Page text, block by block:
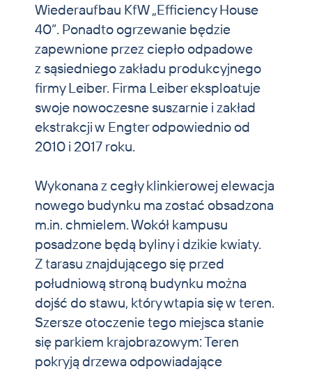
Wiederaufbau KfW „Efficiency House
40”. Ponadto ogrzewanie będzie
zapewnione przez ciepło odpadowe
z sąsiedniego zakładu produkcyjnego
firmy Leiber. Firma Leiber eksploatuje
swoje nowoczesne suszarnie i zakład
ekstrakcji w Engter odpowiednio od
2010 i 2017 roku.
Wykonana z cegły klinkierowej elewacja
nowego budynku ma zostać obsadzona
m.in. chmielem. Wokół kampusu
posadzone będą byliny i dzikie kwiaty.
Z tarasu znajdującego się przed
południową stroną budynku można
dojść do stawu, który wtapia się w teren.
Szersze otoczenie tego miejsca stanie
się parkiem krajobrazowym: Teren
pokryją drzewa odpowiadające